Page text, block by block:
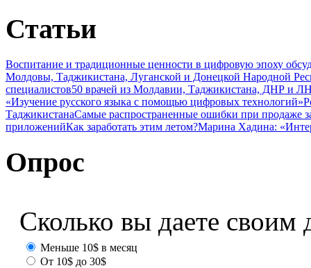
Статьи
Воспитание и традиционные ценности в цифровую эпоху
Молдовы, Таджикистана, Луганской и Донецкой Народной
специалистов50 врачей из Молдавии, Таджикистана, ДНР и
«Изучение русского языка с помощью цифровых технологий»
ТаджикистанаСамые распространенные ошибки при продаже
приложенийКак заработать этим летом?Марина Хадина:
Опрос
Сколько вы даете своим
Меньше 10$ в месяц
От 10$ до 30$